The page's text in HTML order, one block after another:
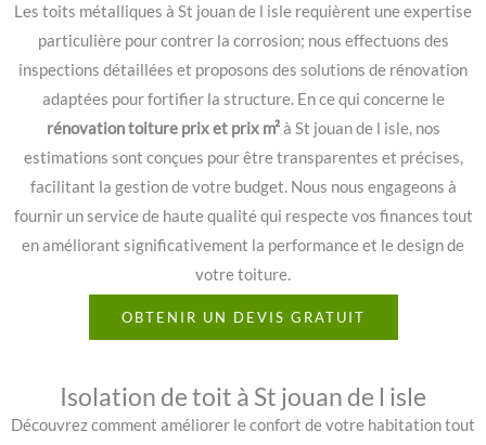
Les toits métalliques à St jouan de l isle requièrent une expertise
particulière pour contrer la corrosion; nous effectuons des
inspections détaillées et proposons des solutions de rénovation
adaptées pour fortifier la structure. En ce qui concerne le
rénovation toiture prix et prix m²à St jouan de l isle, nos
estimations sont conçues pour être transparentes et précises,
facilitant la gestion de votre budget. Nous nous engageons à
fournir un service de haute qualité qui respecte vos finances tout
en améliorant significativement la performance et le design de
votre toiture.
OBTENIR UN DEVIS GRATUIT
Isolation de toit à St jouan de l isle
Découvrez comment améliorer le confort de votre habitation tout